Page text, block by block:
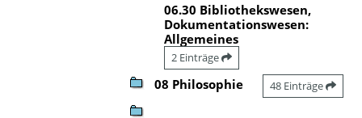
06.30 Bibliothekswesen,
Dokumentationswesen:
Allgemeines
2 Einträge
08 Philosophie 48 Einträge